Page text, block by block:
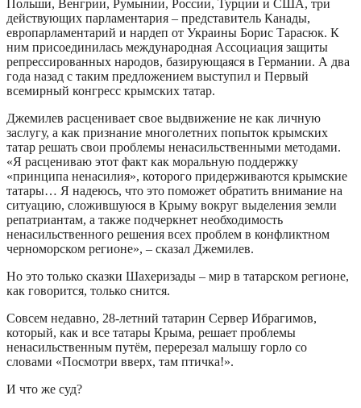
Польши, Венгрии, Румынии, России, Турции и США, три
действующих парламентария – представитель Канады,
европарламентарий и нардеп от Украины Борис Тарасюк. К
ним присоединилась международная Ассоциация защиты
репрессированных народов, базирующаяся в Германии. А два
года назад с таким предложением выступил и Первый
всемирный конгресс крымских татар.
Джемилев расценивает свое выдвижение не как личную
заслугу, а как признание многолетних попыток крымских
татар решать свои проблемы ненасильственными методами.
«Я расцениваю этот факт как моральную поддержку
«принципа ненасилия», которого придерживаются крымские
татары… Я надеюсь, что это поможет обратить внимание на
ситуацию, сложившуюся в Крыму вокруг выделения земли
репатриантам, а также подчеркнет необходимость
ненасильственного решения всех проблем в конфликтном
черноморском регионе», – сказал Джемилев.
Но это только сказки Шахеризады – мир в татарском регионе,
как говорится, только снится.
Совсем недавно, 28-летний татарин Сервер Ибрагимов,
который, как и все татары Крыма, решает проблемы
ненасильственным путём, перерезал малышу горло со
словами «Посмотри вверх, там птичка!».
И что же суд?